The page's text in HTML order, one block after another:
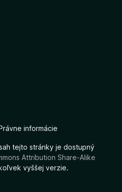
informácie
tejto stránky je dostupný
Attribution Share-Alike
vyššej verzie.